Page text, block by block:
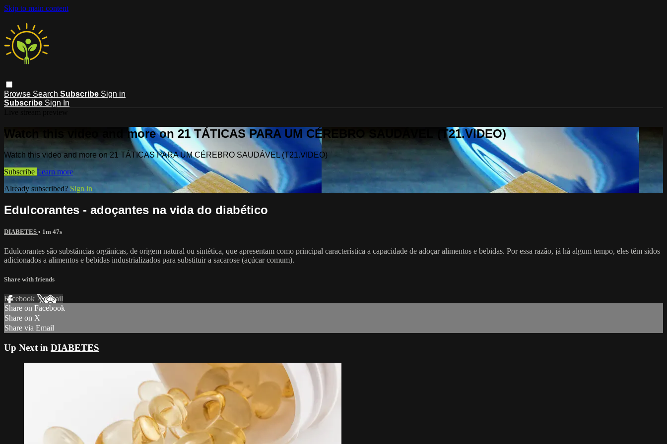
Skip to main content
Browse Search Subscribe Sign in
Subscribe Sign In
Watch this video and more on 21 TÁTICAS PARA UM CÉREBRO SAUDÁVEL (T21.VIDEO)
Watch this video and more on 21 TÁTICAS PARA UM CÉREBRO SAUDÁVEL (T21.VIDEO)
Subscribe Learn more
Already subscribed? Sign in
Edulcorantes - adoçantes na vida do diabético
DIABETES • 1m 47s
Edulcorantes são substâncias orgânicas, de origem natural ou sintética, que apresentam como principal característica a capacidade de adoçar alimentos e bebidas. Por essa razão, já há algum tempo, eles têm sidos
adicionados a alimentos e bebidas industrializados para substituir a sacarose (açúcar comum).
Share with friends
Facebook XEmail
Share on Facebook
Share on X
Share via Email
Up Next in DIABETES